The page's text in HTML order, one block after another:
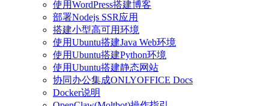
使用WordPress搭建博客
部署Nodejs SSR应用
搭建小型高可用环境
使用Ubuntu搭建Java Web环境
使用Ubuntu搭建Python环境
使用Ubuntu搭建静态网站
协同办公集成ONLYOFFICE Docs
Docker说明